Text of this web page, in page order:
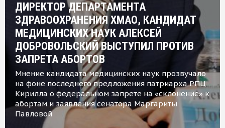
ДИРЕКТОР ДЕПАРТАМЕНТА
ЗДРАВООХРАНЕНИЯ ХМАО, КАНДИДАТ
МЕДИЦИНСКИХ НАУК АЛЕКСЕЙ
ДОБРОВОЛЬСКИЙ ВЫСТУПИЛ ПРОТИВ
ЗАПРЕТА АБОРТОВ
Мнение кандидата медицинских наук прозвучало
на фоне последнего предложения патриарха РПЦ
Кирилла о федеральном запрете на «склонение» к
абортам и заявления сенатора Маргариты
Павловой